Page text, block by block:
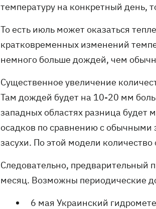
температуру на конкретный день,
То есть июль может оказаться
кратковременных изменений
немного больше дождей, чем
Существенное увеличение
Там дождей будет на 10-20 мм
западных областях разница будет
осадков по сравнению с обычными
засухи. По этой модели
Следовательно, предварительный
месяц. Возможны периодические
6 мая Украинский